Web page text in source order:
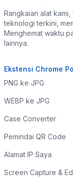
Rangkaian alat
teknologi terkini,
Menghemat waktu
lainnya.
Ekstensi Chrome
PNG ke JPG
WEBP ke JPG
Case Converter
Pemindai QR Code
Alamat IP Saya
Screen Capture &